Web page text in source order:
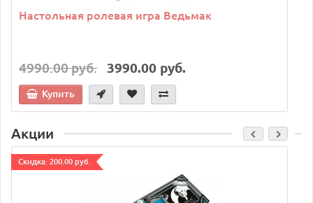
Настольная ролевая игра Ведьмак
4990.00 руб. 3990.00 руб.
Купить
Акции
Cкидка: 200.00 руб.